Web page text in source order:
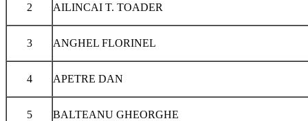
2 AILINCAI T. TOADER
3 ANGHEL FLORINEL
4 APETRE DAN
5 BALTEANU GHEORGHE